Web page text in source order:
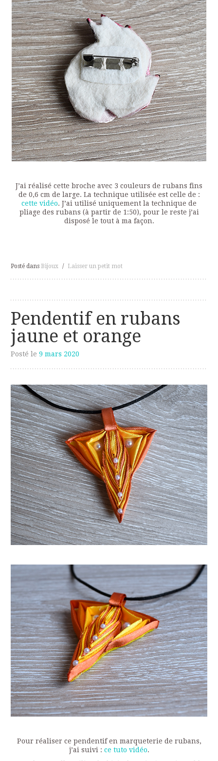
J’ai réalisé cette broche avec 3 couleurs de rubans fins
de 0,6 cm de large. La technique utilisée est celle de :
cette vidéo. J’ai utilisé uniquement la technique de
pliage des rubans (à partir de 1:50), pour le reste j’ai
disposé le tout à ma façon.
Posté dans Bijoux / Laisser un petit mot
Pendentif en rubans
jaune et orange
Posté le9 mars 2020
Pour réaliser ce pendentif en marqueterie de rubans,
j’ai suivi : ce tuto vidéo.